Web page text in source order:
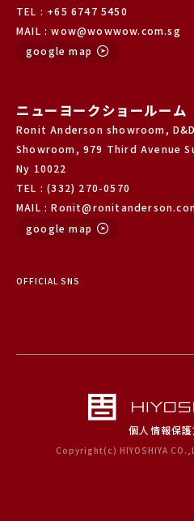
TEL : +65 6747 5450
MAIL : wow@wowwow.com.sg
google map
ニューヨークショールーム
Ronit Anderson showroom,
Showroom, 979 Third Avenue
Ny 10022
TEL : (332) 270-0570
MAIL :
google map
OFFICIAL SNS
個人情報保
Copyright(c) HIYOSHIYA